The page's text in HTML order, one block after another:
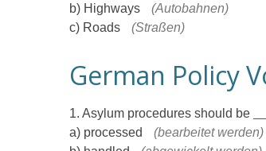
b) Highways
(Autobahnen)
c) Roads
(Straßen)
German Policy
1. Asylum procedures should be
a) processed
(bearbeitet werden)